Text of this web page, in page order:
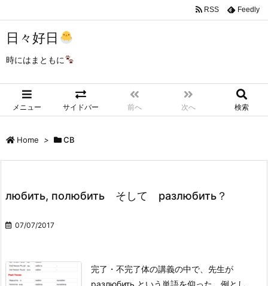
日々好日
時にはまともに
メニュー サイドバー 前へ 次へ 検索
RSS Feedly
Home > СВ
любить, полюбить そして разлюбить？
07/07/2017
完了・不完了体の講義の中で、先生が
разлюбить という単語を仰った。 例とし